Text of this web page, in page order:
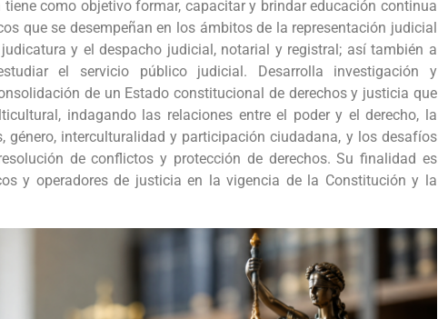
tiene como objetivo formar, capacitar y brindar educación continua
que se desempeñan en los ámbitos de la representación judicial
y el despacho judicial, notarial y registral; así también a
el servicio público judicial. Desarrolla investigación y
de un Estado constitucional de derechos y justicia que
indagando las relaciones entre el poder y el derecho, la
género, interculturalidad y participación ciudadana, y los desafíos
de conflictos y protección de derechos. Su finalidad es
y operadores de justicia en la vigencia de la Constitución y la